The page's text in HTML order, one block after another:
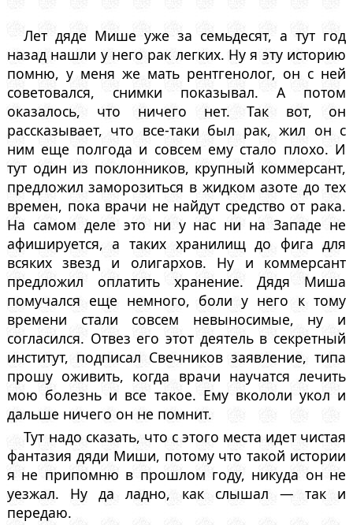
Лет дяде Мише уже за семьдесят, а тут год
назад нашли у него рак легких. Ну я эту историю
помню, у меня же мать рентгенолог, он с ней
советовался, снимки показывал. А потом
оказалось, что ничего нет. Так вот, он
рассказывает, что все-таки был рак, жил он с
ним еще полгода и совсем ему стало плохо. И
тут один из поклонников, крупный коммерсант,
предложил заморозиться в жидком азоте до тех
времен, пока врачи не найдут средство от рака.
На самом деле это ни у нас ни на Западе не
афишируется, а таких хранилищ до фига для
всяких звезд и олигархов. Ну и коммерсант
предложил оплатить хранение. Дядя Миша
помучался еще немного, боли у него к тому
времени стали совсем невыносимые, ну и
согласился. Отвез его этот деятель в секретный
институт, подписал Свечников заявление, типа
прошу оживить, когда врачи научатся лечить
мою болезнь и все такое. Ему вкололи укол и
дальше ничего он не помнит.
Тут надо сказать, что с этого места идет чистая
фантазия дяди Миши, потому что такой истории
я не припомню в прошлом году, никуда он не
уезжал. Ну да ладно, как слышал — так и
передаю.